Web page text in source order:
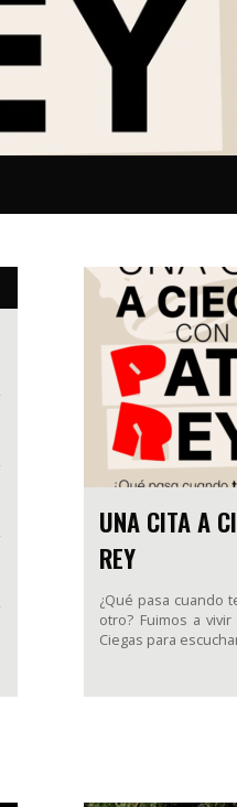
UNA CITA A
REY
¿Qué pasa cuando
otro? Fuimos a
Ciegas para